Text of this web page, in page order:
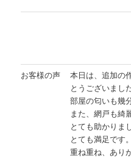
お客様の声
本日は、追加の
とうございました
部屋の匂いも幾
また、網戸も綺
とても助かりま
とても満足です。
重ね重ね、あり